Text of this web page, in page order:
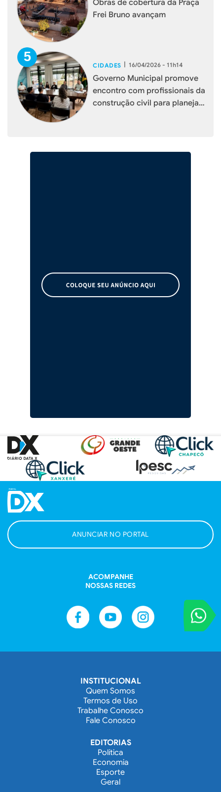
Obras de cobertura da Praça
Frei Bruno avançam
CIDADES | 16/04/2026 - 11h14
Governo Municipal promove
encontro com profissionais da
construção civil para planejar
VOCÊ
Entre em
ANUNCIAR NO PORTAL
ACOMPANHE
NOSSAS REDES
INSTITUCIONAL
Quem Somos
Termos de Uso
Trabalhe Conosco
Fale Conosco
EDITORIAS
Política
Economia
Esporte
Geral